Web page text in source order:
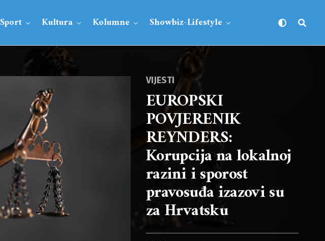
Sport Kultura Kolumne Showbiz-Lifestyle
VIJESTI
EUROPSKI
POVJERENIK
REYNDERS:
Korupcija na lokalnoj
razini i sporost
pravosuđa izazovi su
za Hrvatsku